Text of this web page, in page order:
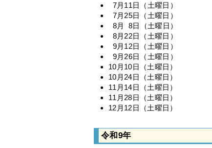
7月11日（土曜日）
7月25日（土曜日）
8月 8日（土曜日）
8月22日（土曜日）
9月12日（土曜日）
9月26日（土曜日）
10月10日（土曜日）
10月24日（土曜日）
11月14日（土曜日）
11月28日（土曜日）
12月12日（土曜日）
令和9年